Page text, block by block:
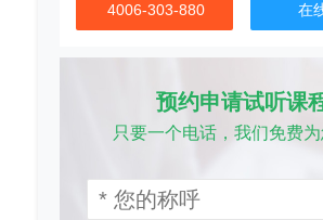
4006-303-880 在
预约申请试听课
只要一个电话，我们免费